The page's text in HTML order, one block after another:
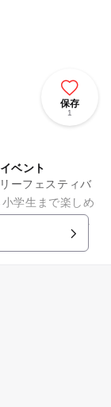
保存
1
ベント
ーフェスティバ
ートをはじめ、